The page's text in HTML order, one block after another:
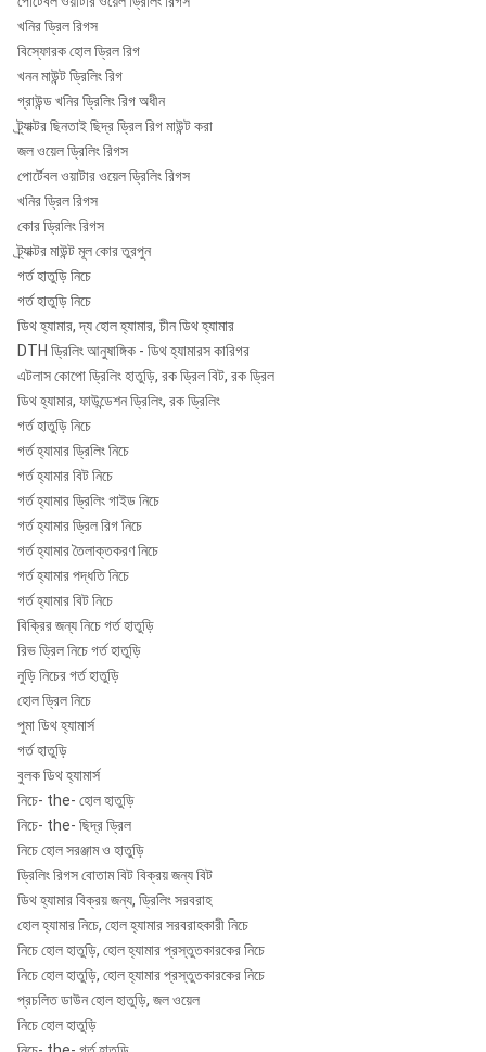
8 " QL80
SD8
10 "
ROS 100
12 " SD12
Numa120
নোট: মেটজেক্ট, রিমেট থ্রেড পাওয়া যায়!
খনির ড্রিল রিগস
বিস্ফোরক হোল ড্রিল রিগ
খনন মাউন্ট ড্রিলিং রিগ
গ্রাউন্ড খনির ড্রিলিং রিগ অধীন
ট্র্যাক্টর ছিনতাই ছিদ্র ড্রিল রিগ মাউন্ট করা
জল ওয়েল ড্রিলিং রিগস
পোর্টেবল ওয়াটার ওয়েল ড্রিলিং রিগস
খনির ড্রিল রিগস
কোর ড্রিলিং রিগস
ট্র্যাক্টর মাউন্ট মূল কোর তুরপুন
গর্ত হাতুড়ি নিচে
গর্ত হাতুড়ি নিচে
ডিথ হ্যামার, দ্য হোল হ্যামার, চীন ডিথ হ্যামার
DTH ড্রিলিং আনুষাঙ্গিক - ডিথ হ্যামারস কারিগর
এটলাস কোপো ড্রিলিং হাতুড়ি, রক ড্রিল বিট, রক ড্রিল
ডিথ হ্যামার, ফাউন্ডেশন ড্রিলিং, রক ড্রিলিং
গর্ত হাতুড়ি নিচে
গর্ত হ্যামার ড্রিলিং নিচে
গর্ত হ্যামার বিট নিচে
গর্ত হ্যামার ড্রিলিং গাইড নিচে
গর্ত হ্যামার ড্রিল রিগ নিচে
গর্ত হ্যামার তৈলাক্তকরণ নিচে
গর্ত হ্যামার পদ্ধতি নিচে
গর্ত হ্যামার বিট নিচে
বিক্রির জন্য নিচে গর্ত হাতুড়ি
রিভ ড্রিল নিচে গর্ত হাতুড়ি
নুড়ি নিচের গর্ত হাতুড়ি
হোল ড্রিল নিচে
পুমা ডিথ হ্যামার্স
গর্ত হাতুড়ি
বুলক ডিথ হ্যামার্স
নিচে- the- হোল হাতুড়ি
নিচে- the- ছিদ্র ড্রিল
নিচে হোল সরঞ্জাম ও হাতুড়ি
ড্রিলিং রিগস বোতাম বিট বিক্রয় জন্য বিট
ডিথ হ্যামার বিক্রয় জন্য, ড্রিলিং সরবরাহ
হোল হ্যামার নিচে, হোল হ্যামার সরবরাহকারী নিচে
নিচে হোল হাতুড়ি, হোল হ্যামার প্রস্তুতকারকের নিচে
নিচে হোল হাতুড়ি, হোল হ্যামার প্রস্তুতকারকের নিচে
প্রচলিত ডাউন হোল হাতুড়ি, জল ওয়েল
নিচে হোল হাতুড়ি